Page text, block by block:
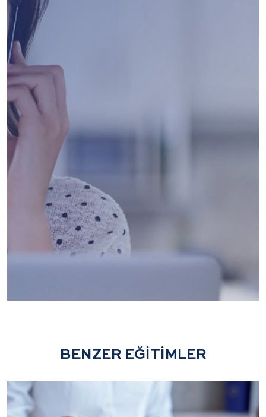
BENZER EĞİTİMLER